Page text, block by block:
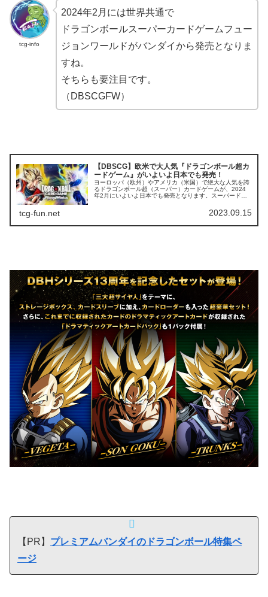
tcg-info
2024年2月には世界共通で
ドラゴンボールスーパーカードゲームフュー
ジョンワールドがバンダイから発売となりま
すね。
そちらも要注目です。
（DBSCGFW）
【DBSCG】欧米で大人気『ドラゴンボール超カ
ードゲーム』がいよいよ日本でも発売！
ヨーロッパ（欧州）やアメリカ（米国）で絶大な人気を誇
るドラゴンボール超（スーパー）カードゲームが、2024
年2月にいよいよ日本でも発売となります。スーパードラ
tcg-fun.net 2023.09.15
【PR】 プレミアムバンダイのドラゴンボール特集ペ
ージ